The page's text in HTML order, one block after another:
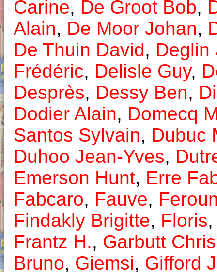
Carine, De Groot Bob,
Alain, De Moor Johan,
De Thuin David, Deglin
Frédéric, Delisle Guy,
Desprès, Dessy Ben,
Dodier Alain, Domecq
Santos Sylvain, Dubuc
Duhoo Jean-Yves,
Emerson Hunt, Erre
Fabcaro, Fauve,
Findakly Brigitte, Floris
Frantz H., Garbutt Chris
Bruno, Giemsi, Gifford